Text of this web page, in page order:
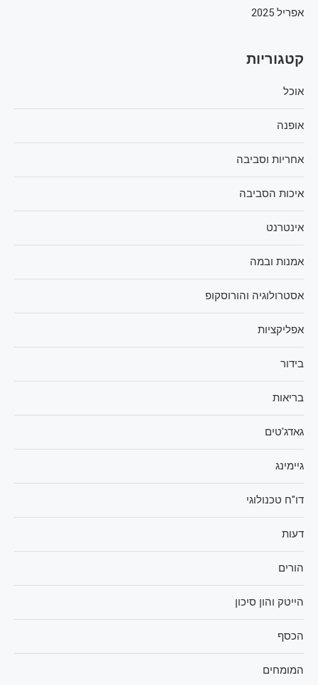
אפריל 2025
קטגוריות
אוכל
אופנה
אחריות וסביבה
איכות הסביבה
אינטרנט
אמנות ובמה
אסטרולוגיה והורוסקופ
אפליקציות
בידור
בריאות
גאדג'טים
גיימינג
דו"ח טכנולוגי
דעות
הורים
הייטק והון סיכון
הכסף
המומחים